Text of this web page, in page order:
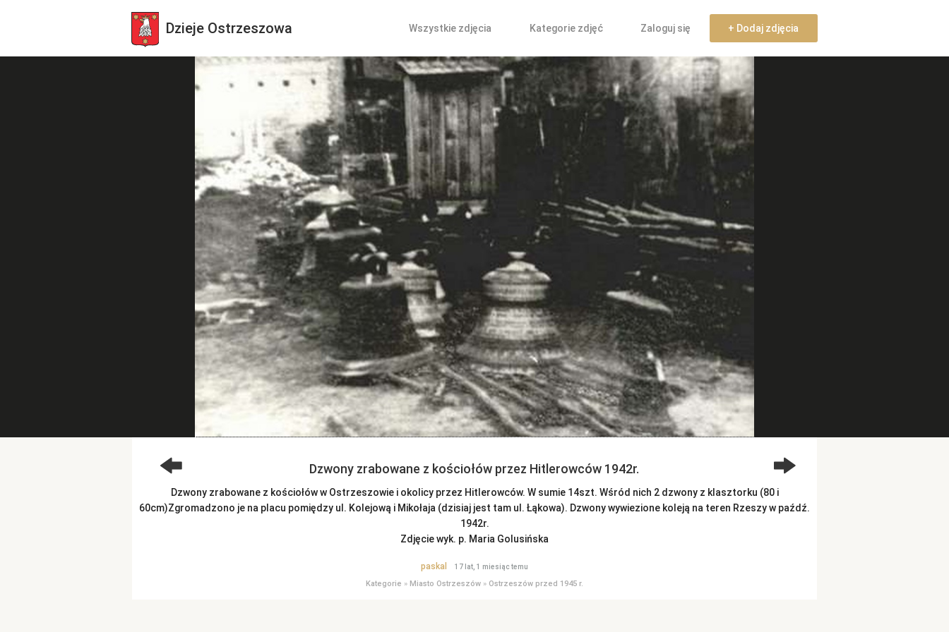
Dzieje Ostrzeszowa Wszystkie zdjęcia Kategorie zdjęć Zaloguj się + Dodaj zdjęcia
Dzwony zrabowane z kościołów przez Hitlerowców 1942r.
Dzwony zrabowane z kościołów w Ostrzeszowie i okolicy przez Hitlerowców. W sumie 14szt. Wśród nich 2 dzwony z klasztorku (80 i
60cm)Zgromadzono je na placu pomiędzy ul. Kolejową i Mikołaja (dzisiaj jest tam ul. Łąkowa). Dzwony wywiezione koleją na teren Rzeszy w paźdź.
1942r.
Zdjęcie wyk. p. Maria Golusińska
paskal 17 lat, 1 miesiąc temu
Kategorie » Miasto Ostrzeszów » Ostrzeszów przed 1945 r.